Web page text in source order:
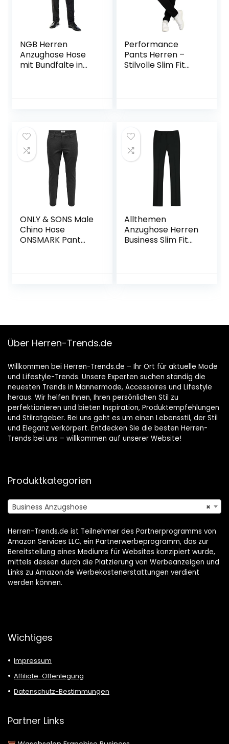
NGB Herren
Anzughose Hose
mit Bundfalte in
Performance
Pants Herren –
Stilvolle Slim Fit
& Freizeit –
Bequeme
Stoffhose Herren
ONLY & SONS Male
Chino Hose
ONSMARK Pant
Allthemen
Anzughose Herren
Business Slim Fit
Über Herren-Trends.de
Willkommen bei Herren-Trends.de – Ihr Ort für aktuelle Mode
und Lifestyle-Trends. Unsere Experten suchen ständig die
neuesten Trends in Männermode, Accessoires und Lifestyle
heraus. Wir helfen Ihnen, Ihren persönlichen Stil zu
perfektionieren und bieten Inspiration, Produktempfehlungen
und Stilratgeber. Bei uns geht es um einen Lebensstil, der Stil
und Eleganz verkörpert. Entdecken Sie die besten Herren-
Trends bei uns – willkommen auf unserer Website!
Produktkategorien
×
Business Anzugshose
Herren-Trends.de ist Teilnehmer des Partnerprogramms von
Amazon Services LLC, ein Partnerwerbeprogramm, das zur
Bereitstellung eines Mediums für Websites konzipiert wurde,
mittels dessen durch die Platzierung von Werbeanzeigen und
Links zu Amazon.de Werbekostenerstattungen verdient
werden können.
Wichtiges
Impressum
Affiliate-Offenlegung
Datenschutz-Bestimmungen
Partner Links